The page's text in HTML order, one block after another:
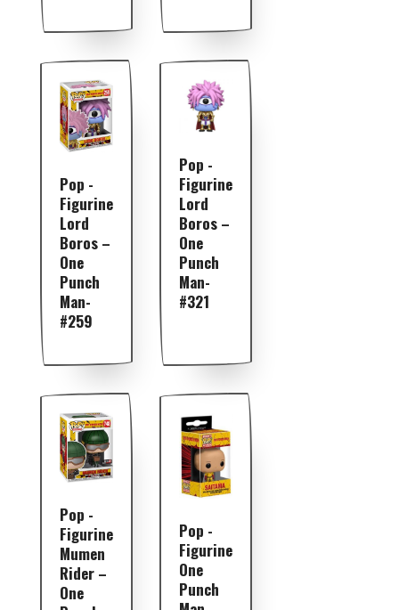
Pop -
Figurine
Lord
Boros –
One
Punch
Man-
#259
Pop -
Figurine
Lord
Boros –
One
Punch
Man-
#321
Pop -
Figurine
Mumen
Rider –
One
Pop -
Figurine
One
Punch